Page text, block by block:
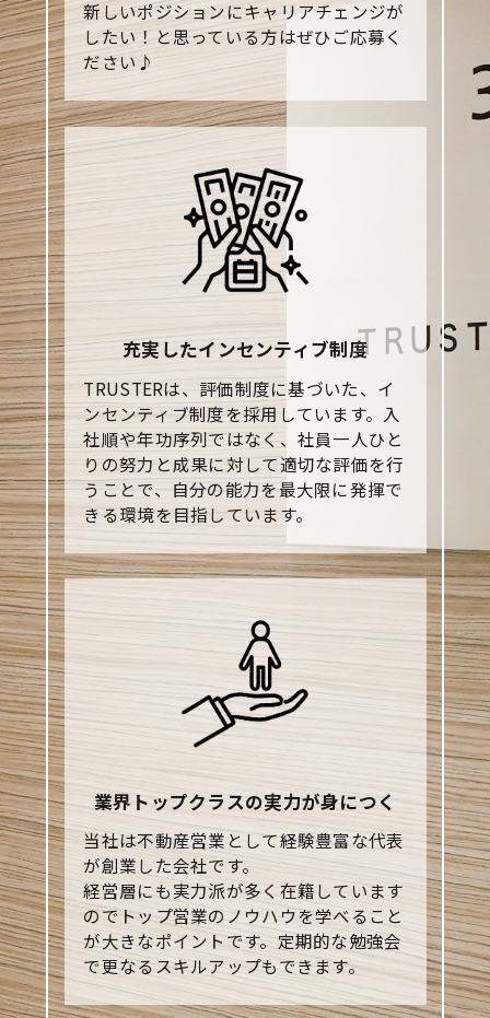
新しいポジションにキャリアチェンジが
したい！と思っている方はぜひご応募く
ださい♪
充実したインセンティブ制度
TRUSTERは、評価制度に基づいた、イ
ンセンティブ制度を採用しています。入
社順や年功序列ではなく、社員一人ひと
りの努力と成果に対して適切な評価を行
うことで、自分の能力を最大限に発揮で
きる環境を目指しています。
業界トップクラスの実力が身につく
当社は不動産営業として経験豊富な代表
が創業した会社です。
経営層にも実力派が多く在籍しています
のでトップ営業のノウハウを学べること
が大きなポイントです。定期的な勉強会
で更なるスキルアップもできます。